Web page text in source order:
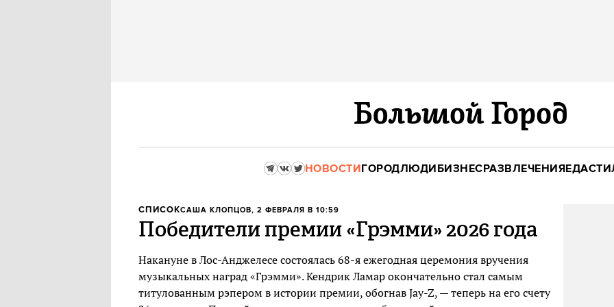
НОВОСТИГОРОДЛЮДИБИЗНЕСРАЗВЛЕЧЕНИЯЕДА
СПИСОКСАША КЛОПЦОВ, 2 ФЕВРАЛЯ В 10:59
Победители премии «Грэмми» 2026 года
Накануне в Лос-Анджелесе состоялась 68-я ежегодная церемония вручения
музыкальных наград «Грэмми». Кендрик Ламар окончательно стал самым
титулованным рэпером в истории премии, обогнав Jay-Z, — теперь на его счету